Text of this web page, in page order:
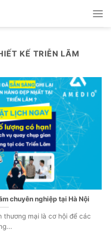
KẾ TRIỄN LÃM
chuyên nghiệp tại Hà Nội
thương mại là cơ hội để các